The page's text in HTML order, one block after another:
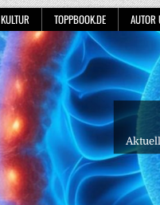
KULTUR TOPPBOOK.DE AUTOR